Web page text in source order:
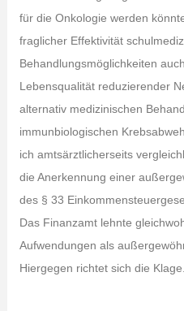
für die Onkologie werden
fraglicher Effektivität
Behandlungsmöglichkeiten
Lebensqualität reduzierender
alternativ medizinischen
immunbiologischen
ich amtsärztlicherseits
die Anerkennung einer
des § 33
Das Finanzamt lehnte
Aufwendungen als
Hiergegen richtet sich die Klage.